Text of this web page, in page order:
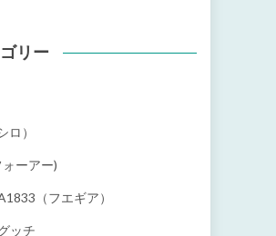
リー
ロ）
ーアー)
（フエギア）
ッチ